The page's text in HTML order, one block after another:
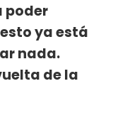
poder
ya está
nada.
de la